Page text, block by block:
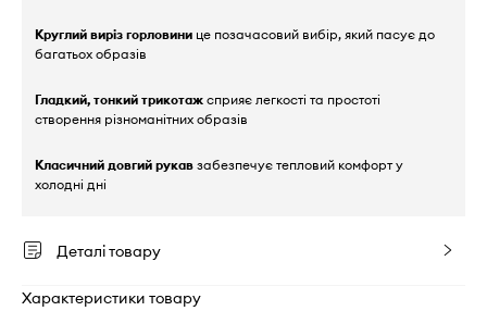
Круглий виріз горловини це позачасовий вибір, який пасує до
багатьох образів
Гладкий, тонкий трикотаж сприяє легкості та простоті
створення різноманітних образів
Класичний довгий рукав забезпечує тепловий комфорт у
холодні дні
Деталі товару
Характеристики товару